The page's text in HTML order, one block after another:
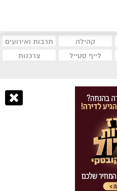
קהילה
תרבות ואירועים
לייף סטייל
צרכנות